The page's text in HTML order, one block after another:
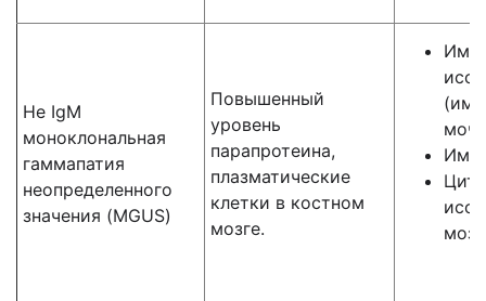
Не IgM
моноклональная
гаммапатия
неопределенного
значения (MGUS)
Повышенный
уровень
парапротеина,
плазматические
клетки в костном
мозге.